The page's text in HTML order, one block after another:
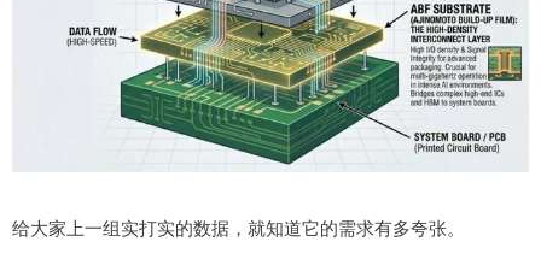
给大家上一组实打实的数据，就知道它的需求有多夸张。